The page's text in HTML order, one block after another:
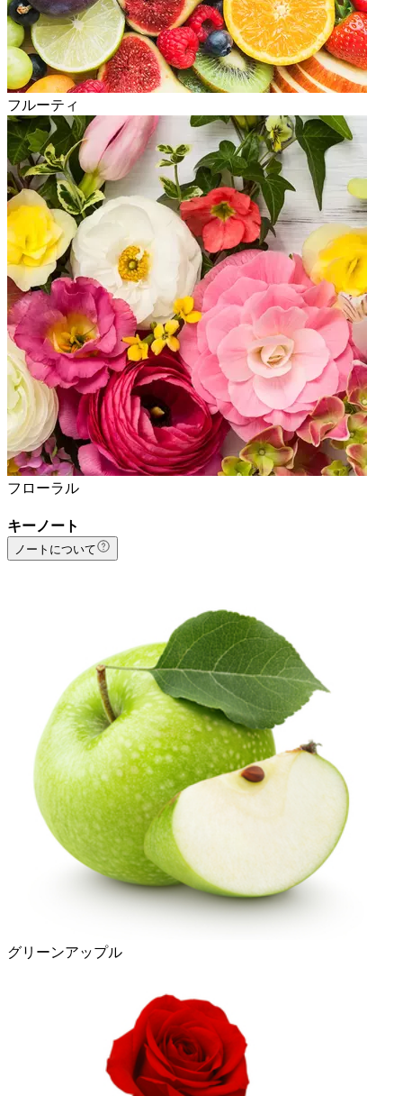
フルーティ
フローラル
キーノート
ノートについて
グリーンアップル